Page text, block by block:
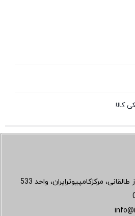
کالا
مرکزکامپیوترایران، واحد 533